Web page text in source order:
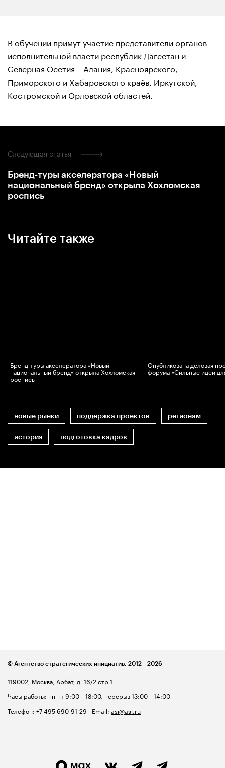
В обучении примут участие представители органов
исполнительной власти республик Дагестан и
Северная Осетия – Алания, Красноярского,
Приморского и Хабаровского краёв, Иркутской,
Костромской и Орловской областей.
Читайте также
Бренд-туры акселератора «Новый
национальный бренд» открыла Хохломская
роспись
Опубликована деловая
форума «Сильные идеи
новые рынки поддержка проектов регионам
история подготовка кадров
Следующая статья
Бренд-туры акселератора «Новый
национальный бренд» открыла Хохломская
роспись
119002, Москва, Арбат, д. 16/2 стр.1
Часы работы: пн-пт 9:00 – 18:00, перерыв 13:00 – 14:00
Телефон: +7 495 690-91-29 Email: asi@asi.ru
© Агентство стратегических инициатив, 2012—2026